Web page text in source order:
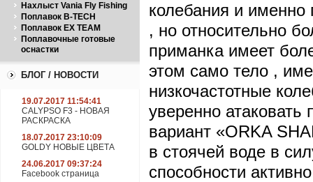
Нахлыст Vania Fly Fishing
Поплавок B-TECH
Поплавок EX TEAM
Поплавочные готовые
оснастки
БЛОГ / НОВОСТИ
19.07.2017 11:54:41
CALYPSO F3 - НОВАЯ
РАСКРАСКА
18.07.2017 23:10:09
GOLDY НОВЫЕ ЦВЕТА
24.06.2017 09:37:24
Facebook страница
колебания и именно
, но относительно
приманка имеет
этом само тело ,
низкочастотные
уверенно
вариант «ORKA
в стоячей воде в
способности